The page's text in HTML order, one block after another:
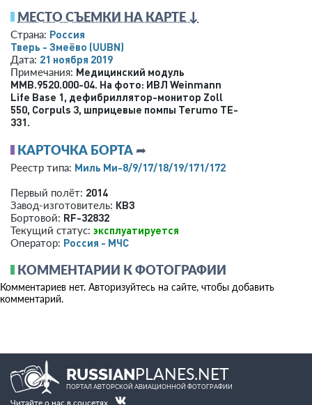
МЕСТО СЪЕМКИ НА КАРТЕ ↓
Страна: Россия
Тверь - Змеёво (UUBN)
Дата: 21 ноября 2019
Примечания: Медицинский модуль
ММВ.9520.000-04. На фото: ИВЛ Weinmann
Life Base 1, дефибриллятор-монитор Zoll
550, Corpuls 3, шприцевые помпы Terumo TE-
331.
КАРТОЧКА БОРТА ➦
Реестр типа: Миль Ми-8/9/17/18/19/171/172
Первый полёт: 2014
Завод-изготовитель: КВЗ
Бортовой: RF-32832
Текущий статус: эксплуатируется
Оператор: Россия - МЧС
КОММЕНТАРИИ К ФОТОГРАФИИ
Комментариев нет. Авторизуйтесь на сайте, чтобы добавить
комментарий.
RUSSIANPLANES.NET
ПОРТАЛ АВТОРСКОЙ АВИАЦИОННОЙ ФОТОГРАФИИ
Читайте о нас в соцсетях